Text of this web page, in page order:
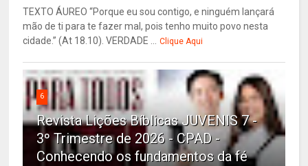
TEXTO ÁUREO “Porque eu sou contigo, e ninguém lançará
mão de ti para te fazer mal, pois tenho muito povo nesta
cidade.” (At 18.10). VERDADE ... Clique Aqui
6
Revista Lições Bíblicas JUVENIS 7 -
3º Trimestre de 2026 - CPAD -
Conhecendo os fundamentos da fé